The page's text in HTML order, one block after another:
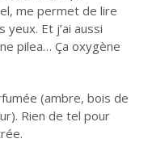
me permet de lire
Et j’ai aussi
pilea… Ça oxygène
(ambre, bois de
Rien de tel pour